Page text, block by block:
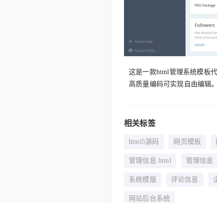
这是一款html管理系统模板
高质量编码可实现自由编辑
相关标签
html5源码 网页模板
管理信息 html 管理信息
系统模版 评论信息
网站后台系统